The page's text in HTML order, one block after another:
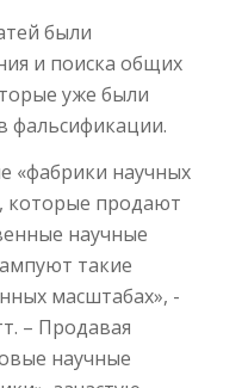
были
и поиска общих
уже были
фальсификации.
«фабрики научных
которые продают
научные
такие
масштабах», -
– Продавая
научные